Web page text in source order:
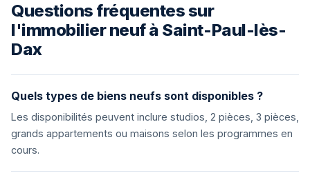
Questions fréquentes sur
l'immobilier neuf à Saint-Paul-lès-
Dax
Quels types de biens neufs sont disponibles ?
Les disponibilités peuvent inclure studios, 2 pièces, 3 pièces,
grands appartements ou maisons selon les programmes en
cours.